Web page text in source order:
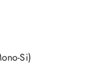
Si)